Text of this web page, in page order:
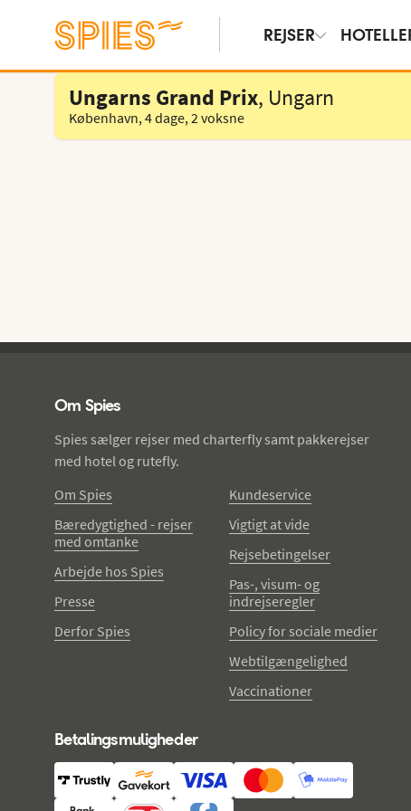
REJSER
Vælg hotel
Ungarns Grand Prix, Ungarn
København,4 dage,2 voksne
Om Spies
Spies sælger rejser med charterfly samt pakkerejser
med hotel og rutefly.
Om Spies
Bæredygtighed - rejser
med omtanke
Arbejde hos Spies
Presse
Derfor Spies
Kundeservice
Vigtigt at vide
Rejsebetingelser
Pas-, visum- og
indrejseregler
Policy for sociale medier
Webtilgængelighed
Vaccinationer
Betalingsmuligheder